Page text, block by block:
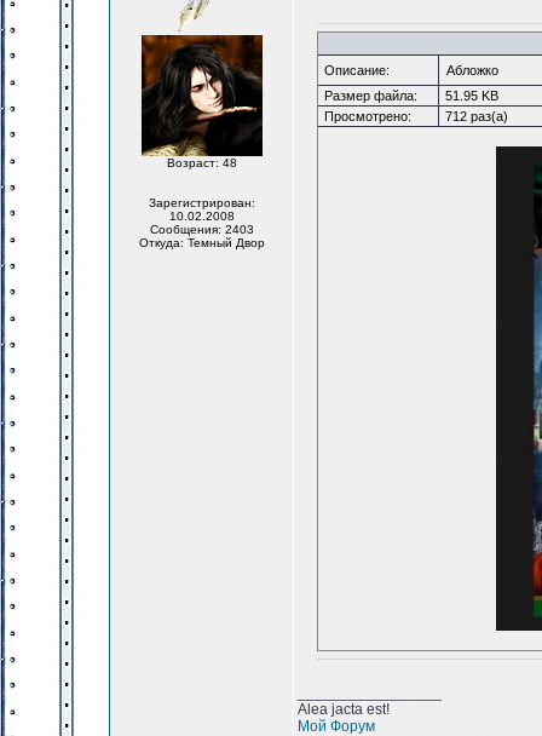
Возраст: 48
Зарегистрирован:
10.02.2008
Сообщения: 2403
Откуда: Темный Двор
Описание:
Абложко
Размер файла:
51.95 KB
Просмотрено:
712 раз(а)
Alea jacta est!
Мой Форум